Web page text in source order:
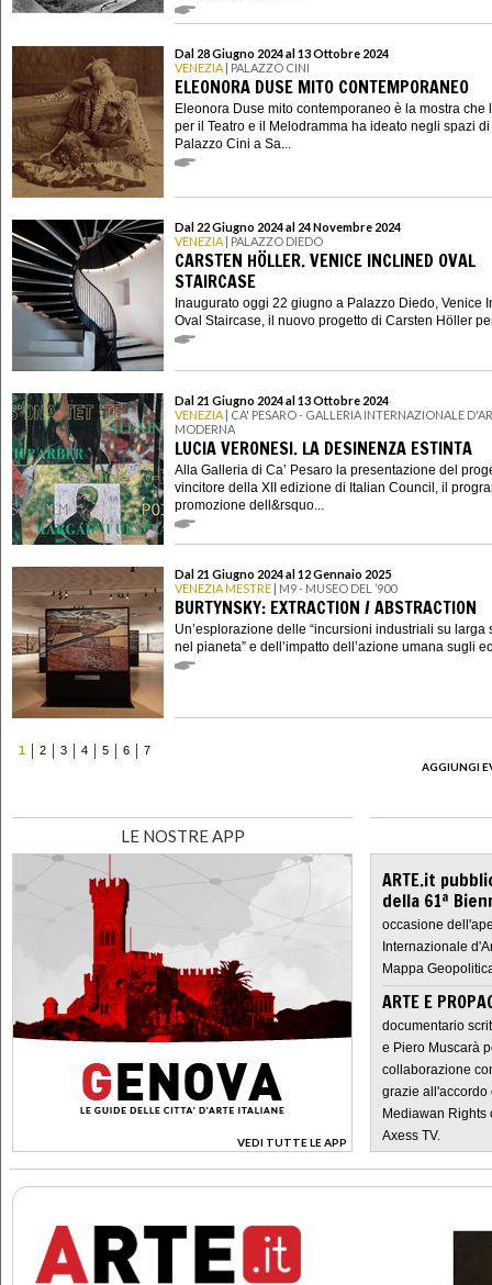
Dal 28 Giugno 2024 al 13 Ottobre 2024
VENEZIA | PALAZZO CINI
ELEONORA DUSE MITO CONTEMPORANEO
Eleonora Duse mito contemporaneo è la mostra che
per il Teatro e il Melodramma ha ideato negli spazi di
Palazzo Cini a Sa...
Dal 22 Giugno 2024 al 24 Novembre 2024
VENEZIA | PALAZZO DIEDO
CARSTEN HÖLLER. VENICE INCLINED OVAL
STAIRCASE
Inaugurato oggi 22 giugno a Palazzo Diedo, Venice
Oval Staircase, il nuovo progetto di Carsten Höller
Dal 21 Giugno 2024 al 13 Ottobre 2024
VENEZIA | CA' PESARO - GALLERIA INTERNAZIONALE
MODERNA
LUCIA VERONESI. LA DESINENZA ESTINTA
Alla Galleria di Ca’ Pesaro la presentazione del
vincitore della XII edizione di Italian Council, il
promozione dell&rsquo...
Dal 21 Giugno 2024 al 12 Gennaio 2025
VENEZIA MESTRE | M9 - MUSEO DEL ’900
BURTYNSKY: EXTRACTION / ABSTRACTION
Un’esplorazione delle “incursioni industriali su larga
nel pianeta” e dell’impatto dell’azione umana sugli
1 2 3 4 5 6
7
AGGIUNGI
LE NOSTRE APP
VEDI TUTTE LE APP
>
ARTE.it
della 61ª
occasione
Internazionale
Mappa
ARTE E
documentario
e Piero Muscarà
collaborazione
grazie all'accordo
Mediawan
Axess TV.